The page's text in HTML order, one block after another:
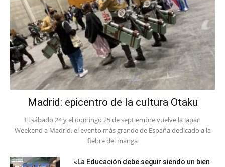
Madrid: epicentro de la cultura Otaku
El sábado 24 y el domingo 25 de septiembre vuelve la Japan
Weekend a Madrid, el evento más grande de España dedicado a la
fiebre del manga
«La Educación debe seguir siendo un bien